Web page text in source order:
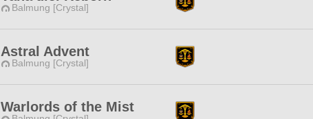
Balmung [Crystal]
Astral Advent
Balmung [Crystal]
Warlords of the Mist